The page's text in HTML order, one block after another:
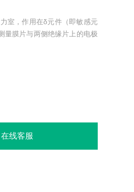
室，作用在δ元件（即敏感元
量膜片与两侧绝缘片上的电极
在线客服